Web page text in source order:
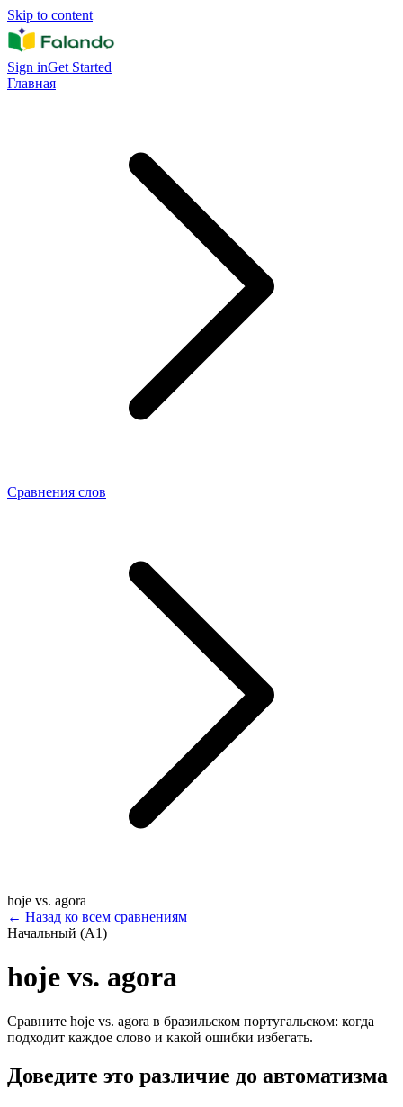
Skip to content
Sign inGet Started
Главная
Сравнения слов
hoje vs. agora
← Назад ко всем сравнениям
Начальный (A1)
hoje vs. agora
Сравните hoje vs. agora в бразильском португальском: когда
подходит каждое слово и какой ошибки избегать.
Доведите это различие до автоматизма